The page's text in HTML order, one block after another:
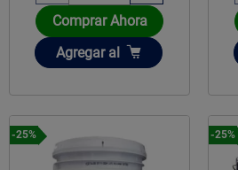
Comprar Ahora
Añadir
Agregar al
-25% -25%